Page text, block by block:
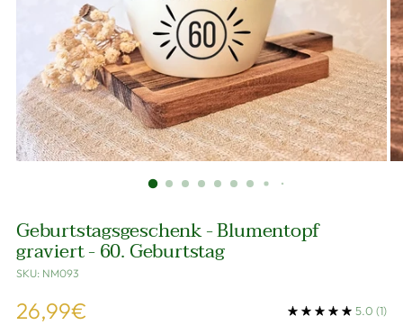
Geburtstagsgeschenk - Blumentopf
graviert - 60. Geburtstag
SKU: NM093
Regulärer
26,99€ 5.0 (1)